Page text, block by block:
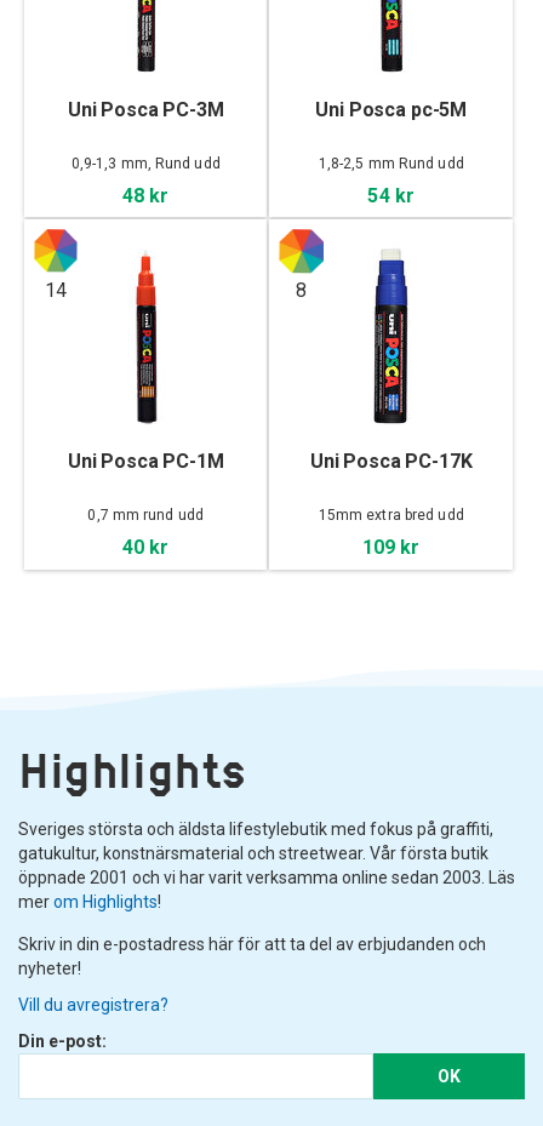
Uni Posca PC-3M
0,9-1,3 mm, Rund udd
48 kr
Uni Posca pc-5M
1,8-2,5 mm Rund udd
54 kr
14
Uni Posca PC-1M
0,7 mm rund udd
40 kr
8
Uni Posca PC-17K
15mm extra bred udd
109 kr
Highlights
Sveriges största och äldsta lifestylebutik med fokus på graffiti,
gatukultur, konstnärsmaterial och streetwear. Vår första butik
öppnade 2001 och vi har varit verksamma online sedan 2003. Läs
merom Highlights!
Skriv in din e-postadress här för att ta del av erbjudanden och
nyheter!
Vill du avregistrera?
Din e-post:
OK